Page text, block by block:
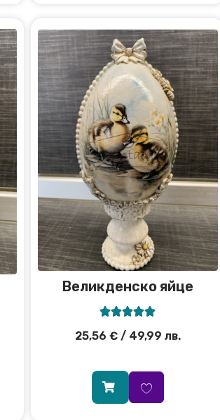
Великденско яйце

25,56 €/ 49,99 лв.